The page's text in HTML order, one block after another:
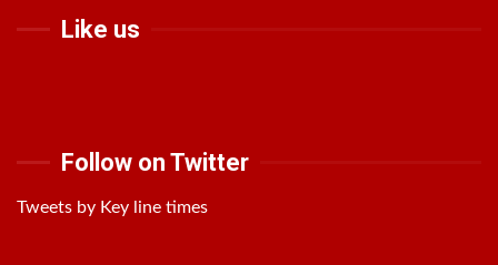
Like us
Follow on Twitter
Tweets by Key line times